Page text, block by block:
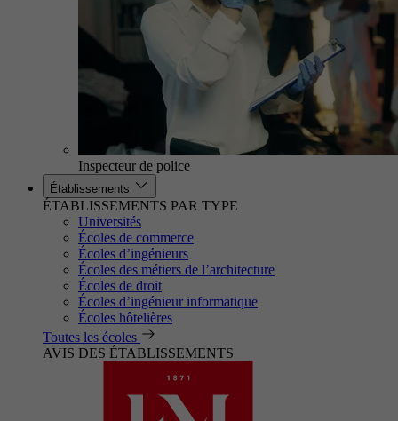
Inspecteur de police
Établissements
ÉTABLISSEMENTS PAR TYPE
Universités
Écoles de commerce
Écoles d’ingénieurs
Écoles des métiers de l’architecture
Écoles de droit
Écoles d’ingénieur informatique
Écoles hôtelières
Toutes les écoles
AVIS DES ÉTABLISSEMENTS